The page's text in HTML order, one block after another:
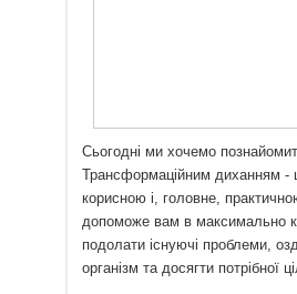
Сьогодні ми хочемо
Трансформаційним диханням -
корисною і, головне,
допоможе вам в максимально
подолати існуючі проблеми,
організм та досягти потрібної